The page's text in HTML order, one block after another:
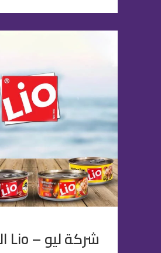
شركة ليو – Lio الغذائية